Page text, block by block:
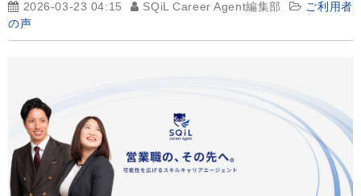
2026-03-23 04:15 SQiL Career Agent編集部
ご利用者
の声